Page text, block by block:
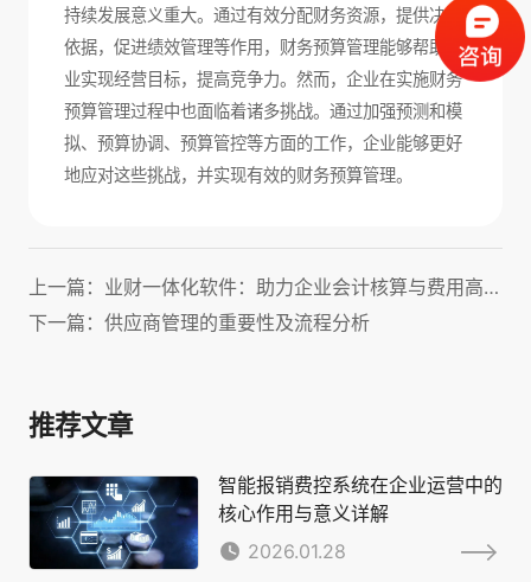
持续发展意义重大。通过有效分配财务资源，提供决策
依据，促进绩效管理等作用，财务预算管理能够帮助企
业实现经营目标，提高竞争力。然而，企业在实施财务
预算管理过程中也面临着诸多挑战。通过加强预测和模
拟、预算协调、预算管控等方面的工作，企业能够更好
地应对这些挑战，并实现有效的财务预算管理。
上一篇：业财一体化软件：助力企业会计核算与费用高效管理！
下一篇：供应商管理的重要性及流程分析
推荐文章
智能报销费控系统在企业运营中的
核心作用与意义详解
2026.01.28